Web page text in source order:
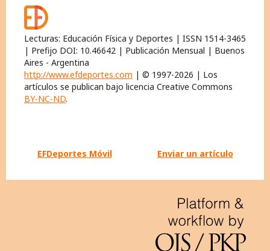
Lecturas: Educación Física y Deportes | ISSN 1514-3465
| Prefijo DOI: 10.46642 | Publicación Mensual | Buenos
Aires - Argentina
http://www.efdeportes.com | © 1997-2026 | Los
artículos se publican bajo licencia Creative Commons
BY-NC-ND.
EFDeportes Móvil Enviar un artículo